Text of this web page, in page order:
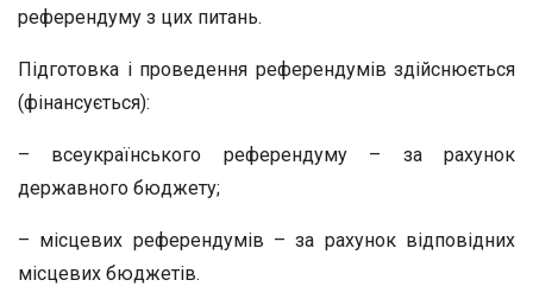
референдуму з цих питань.
Підготовка і проведення референдумів здійснюється
(фінансується):
– всеукраїнського референдуму – за рахунок
державного бюджету;
– місцевих референдумів – за рахунок відповідних
місцевих бюджетів.